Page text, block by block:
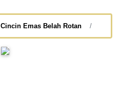
Cincin Emas Belah Rotan